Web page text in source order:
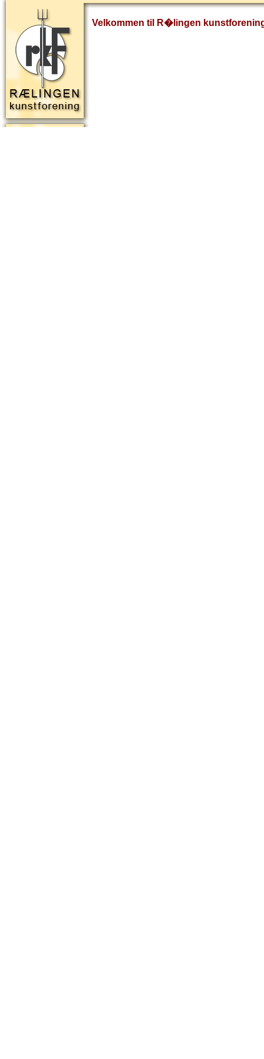
Velkommen til R�lingen